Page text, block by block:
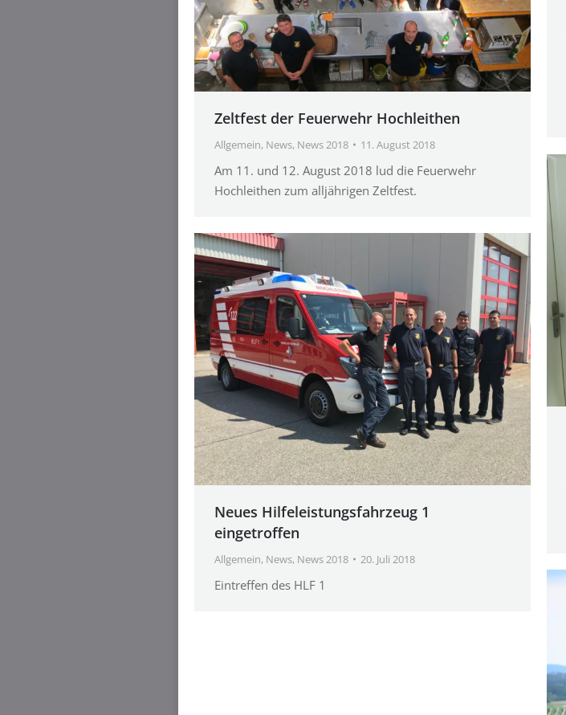
Zeltfest der Feuerwehr Hochleithen
Allgemein, News, News 2018 11. August 2018
Am 11. und 12. August 2018 lud die Feuerwehr
Hochleithen zum alljährigen Zeltfest.
Neues Hilfeleistungsfahrzeug 1
eingetroffen
Allgemein, News, News 2018 20. Juli 2018
Eintreffen des HLF 1